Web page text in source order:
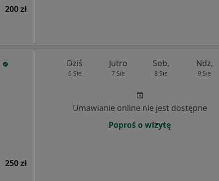
200 zł
250 zł
Dziś
6 Sie
Jutro
7 Sie
Sob,
8 Sie
Ndz,
9 Sie
Umawianie online nie jest dostępne
Poproś o wizytę